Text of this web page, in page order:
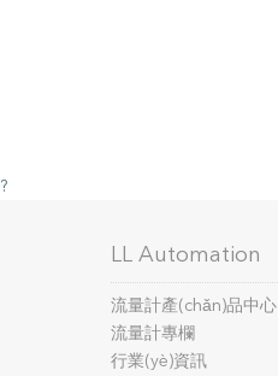
?
LL Automation
流量計產(chǎn)品中心
流量計專欄
行業(yè)資訊